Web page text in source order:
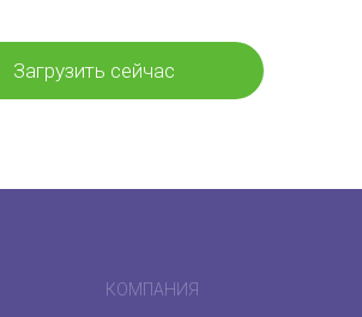
Загрузить сейчас
КОМПАНИЯ